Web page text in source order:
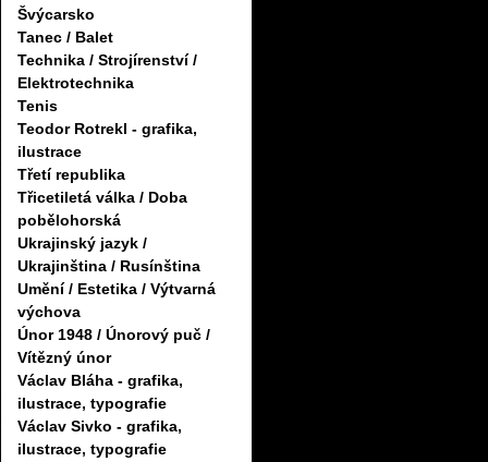
Švýcarsko
Tanec / Balet
Technika / Strojírenství /
Elektrotechnika
Tenis
Teodor Rotrekl - grafika,
ilustrace
Třetí republika
Třicetiletá válka / Doba
pobělohorská
Ukrajinský jazyk /
Ukrajinština / Rusínština
Umění / Estetika / Výtvarná
výchova
Únor 1948 / Únorový puč /
Vítězný únor
Václav Bláha - grafika,
ilustrace, typografie
Václav Sivko - grafika,
ilustrace, typografie